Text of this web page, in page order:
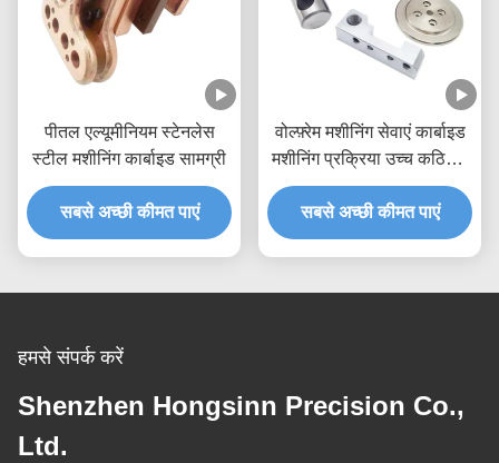
पीतल एल्यूमीनियम स्टेनलेस
स्टील मशीनिंग कार्बाइड सामग्री
सबसे अच्छी कीमत पाएं
वोल्फ़्रेम मशीनिंग सेवाएं कार्बाइड
मशीनिंग प्रक्रिया उच्च कठिनाई
भागों
सबसे अच्छी कीमत पाएं
हमसे संपर्क करें
Shenzhen Hongsinn Precision Co.,
Ltd.